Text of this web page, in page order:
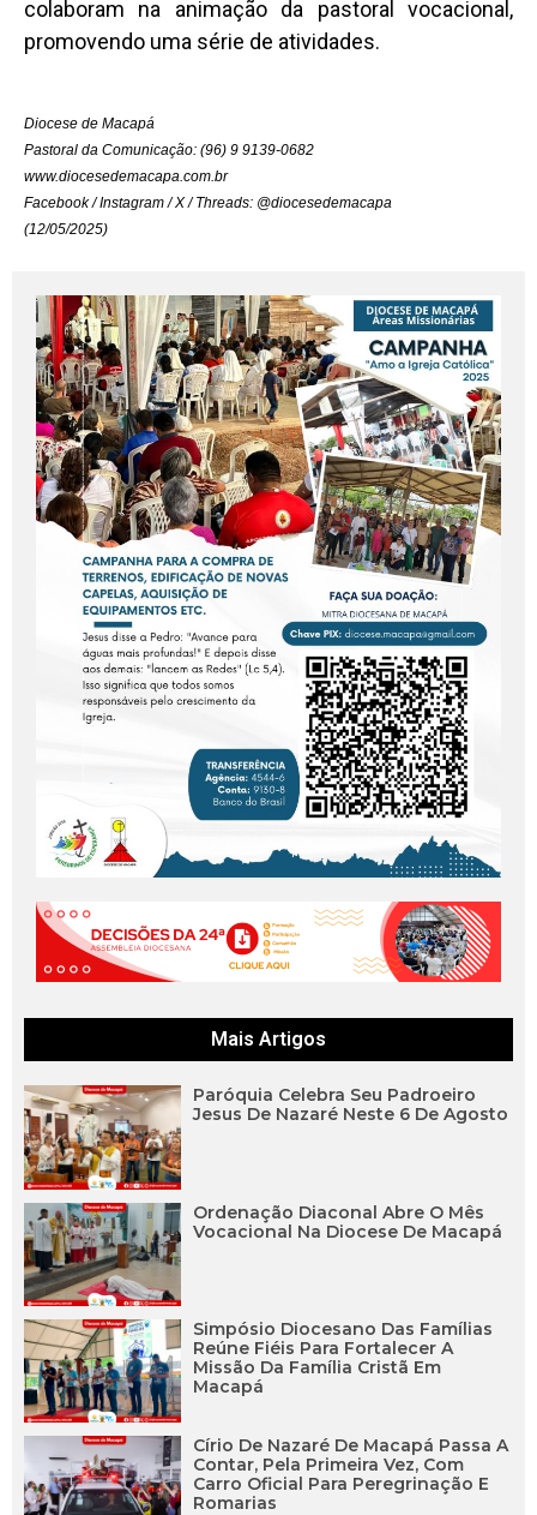
colaboram na animação da pastoral vocacional,
promovendo uma série de atividades.
Diocese de Macapá
Pastoral da Comunicação: (96) 9 9139-0682
www.diocesedemacapa.com.br
Facebook / Instagram / X / Threads: @diocesedemacapa
(12/05/2025)
Mais Artigos
Paróquia Celebra Seu Padroeiro
Jesus De Nazaré Neste 6 De Agosto
Ordenação Diaconal Abre O Mês
Vocacional Na Diocese De Macapá
Simpósio Diocesano Das Famílias
Reúne Fiéis Para Fortalecer A
Missão Da Família Cristã Em
Macapá
Círio De Nazaré De Macapá Passa A
Contar, Pela Primeira Vez, Com
Carro Oficial Para Peregrinação E
Romarias